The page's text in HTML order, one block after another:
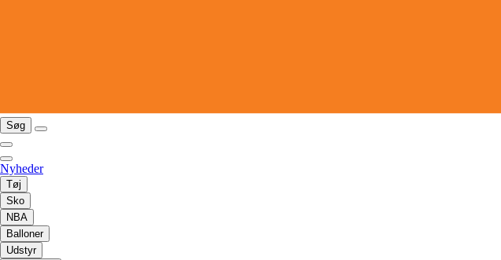
Søg
Nyheder
Tøj
Sko
NBA
Balloner
Udstyr